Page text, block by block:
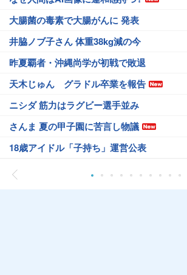
大腸菌の毒素で大腸がんに 発表
井脇ノブ子さん 体重38kg減の今
昨夏覇者・沖縄尚学が初戦で敗退
天木じゅん グラドル卒業を報告
ニシダ 筋力はラグビー選手並み
さんま 夏の甲子園に苦言し物議
18歳アイドル「子持ち」運営公表